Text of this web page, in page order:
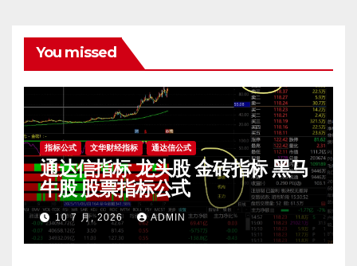
You missed
指标公式 文华财经指标 通达信公式
通达信指标 龙头股 金砖指标 黑马
牛股 股票指标公式
10 7 月, 2026 ADMIN